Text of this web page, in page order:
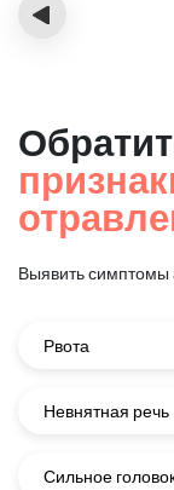
‹
Выявить симптомы
Рвота
Невнятная речь
Сильное